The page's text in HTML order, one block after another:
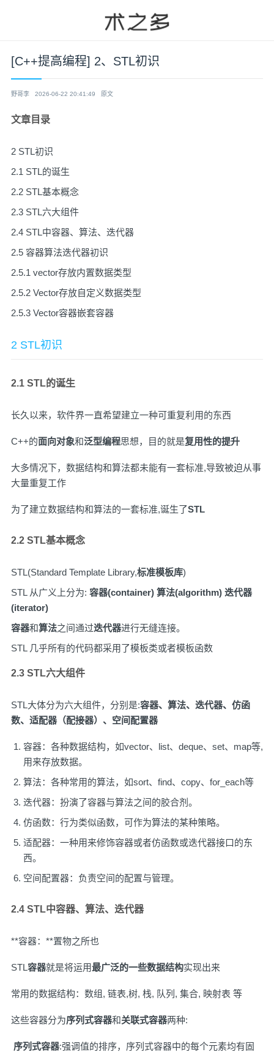
[C++提高编程] 2、STL初识
野哥李 2026-06-22 20:41:49 原文
文章目录
2 STL初识
2.1 STL的诞生
2.2 STL基本概念
2.3 STL六大组件
2.4 STL中容器、算法、迭代器
2.5 容器算法迭代器初识
2.5.1 vector存放内置数据类型
2.5.2 Vector存放自定义数据类型
2.5.3 Vector容器嵌套容器
2 STL初识
2.1 STL的诞生
长久以来，软件界一直希望建立一种可重复利用的东西
C++的面向对象和泛型编程思想，目的就是复用性的提升
大多情况下，数据结构和算法都未能有一套标准,导致被迫从事
大量重复工作
为了建立数据结构和算法的一套标准,诞生了STL
2.2 STL基本概念
STL(Standard Template Library,标准模板库)
STL 从广义上分为: 容器(container) 算法(algorithm) 迭代器
(iterator)
容器和算法之间通过迭代器进行无缝连接。
STL 几乎所有的代码都采用了模板类或者模板函数
2.3 STL六大组件
STL大体分为六大组件，分别是:容器、算法、迭代器、仿函
数、适配器（配接器）、空间配置器
容器：各种数据结构，如vector、list、deque、set、map等,
用来存放数据。
算法：各种常用的算法，如sort、find、copy、for_each等
迭代器：扮演了容器与算法之间的胶合剂。
仿函数：行为类似函数，可作为算法的某种策略。
适配器：一种用来修饰容器或者仿函数或迭代器接口的东
西。
空间配置器：负责空间的配置与管理。
2.4 STL中容器、算法、迭代器
**容器：**置物之所也
STL容器就是将运用最广泛的一些数据结构实现出来
常用的数据结构：数组, 链表,树, 栈, 队列, 集合, 映射表 等
这些容器分为序列式容器和关联式容器两种:
序列式容器:强调值的排序，序列式容器中的每个元素均有固